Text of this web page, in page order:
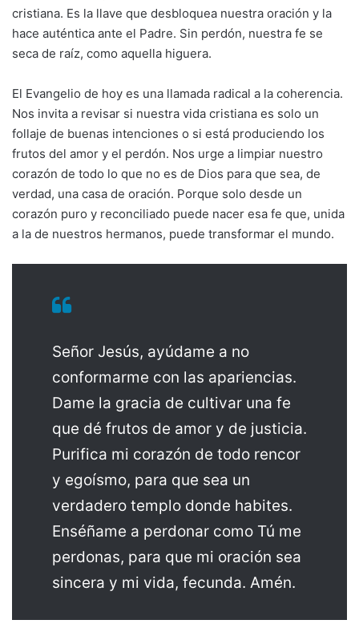
cristiana. Es la llave que desbloquea nuestra oración y la
hace auténtica ante el Padre. Sin perdón, nuestra fe se
seca de raíz, como aquella higuera.
El Evangelio de hoy es una llamada radical a la coherencia.
Nos invita a revisar si nuestra vida cristiana es solo un
follaje de buenas intenciones o si está produciendo los
frutos del amor y el perdón. Nos urge a limpiar nuestro
corazón de todo lo que no es de Dios para que sea, de
verdad, una casa de oración. Porque solo desde un
corazón puro y reconciliado puede nacer esa fe que, unida
a la de nuestros hermanos, puede transformar el mundo.
Señor Jesús, ayúdame a no
conformarme con las apariencias.
Dame la gracia de cultivar una fe
que dé frutos de amor y de justicia.
Purifica mi corazón de todo rencor
y egoísmo, para que sea un
verdadero templo donde habites.
Enséñame a perdonar como Tú me
perdonas, para que mi oración sea
sincera y mi vida, fecunda. Amén.